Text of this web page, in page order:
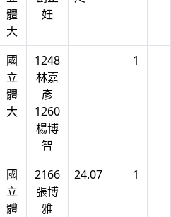
體
大
妊
國
立
體
大
1248
林嘉
彥
1260
楊博
智
1
國
立
體
2166
張博
雅
24.07 1